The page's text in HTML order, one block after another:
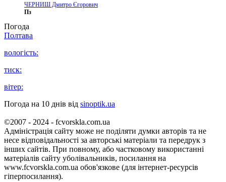
ЧЕРНИШ Дмитро Єгорович
Пз
Погода
Полтава
вологість:
тиск:
вітер:
Погода на 10 днів від sinoptik.ua
©2007 - 2024 - fcvorskla.com.ua
Адміністрація сайту може не поділяти думки авторів та не
несе відповідальності за авторські матеріали та передрук з
інших сайтів. При повному, або частковому використанні
матеріалів сайту уболівальників, посилання на
www.fcvorskla.com.ua обов'язкове (для інтернет-ресурсів
гіперпосилання).